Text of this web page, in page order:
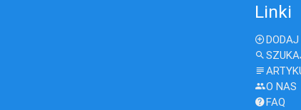
Linki
O NAS
FAQ